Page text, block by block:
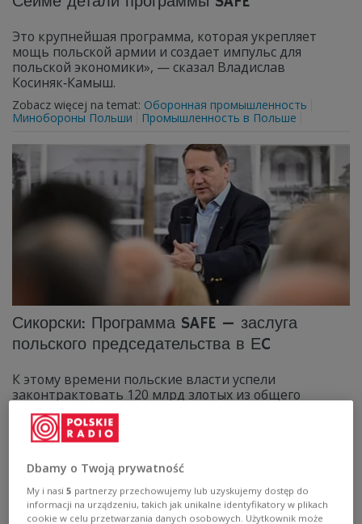
Это крупнейшая программа, которая укрепляет
мощь польской армии и создает импульс для
польской экономики», — сказал Владислав
Косиняк‑Камыш.
Zobacz więcej na temat: Оборонная промышленность
Минобороны Польши
Промышленность в Польше
Сикорски: Программа SAFE — заслуга
польского председательства в ЕC
К этому времени польские власти успели
законтрактовать 120 млрд злотых из общего
доступного пула в 180 млрд, предусмотренных
программой SAFE.
Zobacz więcej na temat:
Вооруженные силы Польши
Dbamy o Twoją prywatność
My i nasi5 partnerzy przechowujemy lub uzyskujemy dostęp do
informacji na urządzeniu, takich jak unikalne identyfikatory w plikach
cookie w celu przetwarzania danych osobowych. Użytkownik może